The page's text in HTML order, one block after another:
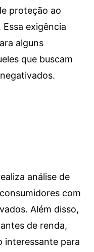
proteção ao
exigência
alguns
que buscam
análise de
com
Além disso,
de renda,
interessante para